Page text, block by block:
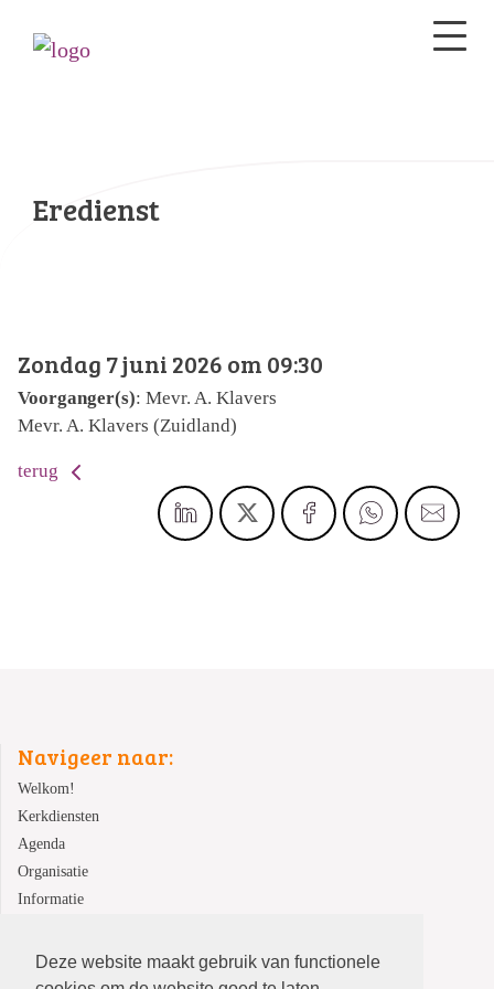
Deze website maakt gebruik van functionele
Eredienst
Zondag 7 juni 2026 om 09:30
Voorganger(s): Mevr. A. Klavers
Mevr. A. Klavers (Zuidland)
terug
Navigeer naar:
Welkom!
Kerkdiensten
Agenda
Organisatie
Informatie